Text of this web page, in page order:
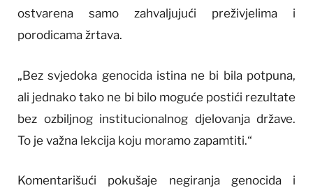
ostvarena samo zahvaljujući preživjelima i
porodicama žrtava.
„Bez svjedoka genocida istina ne bi bila potpuna,
ali jednako tako ne bi bilo moguće postići rezultate
bez ozbiljnog institucionalnog djelovanja države.
To je važna lekcija koju moramo zapamtiti.“
Komentarišući pokušaje negiranja genocida i